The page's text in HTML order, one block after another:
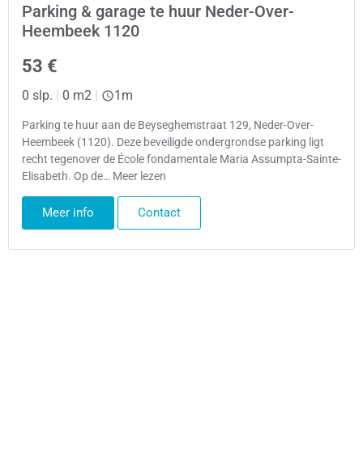
Parking & garage te huur Neder-Over-
Heembeek 1120
53 €
0 slp. | 0 m2 | 1m
Parking te huur aan de Beyseghemstraat 129, Neder-Over-
Heembeek (1120). Deze beveiligde ondergrondse parking ligt
recht tegenover de École fondamentale Maria Assumpta-Sainte-
Elisabeth. Op de… Meer lezen
Meer info Contact